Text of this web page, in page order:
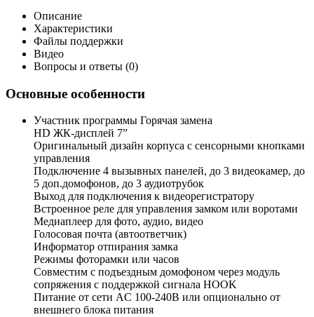
Описание
Характеристики
Файлы поддержки
Видео
Вопросы и ответы (0)
Основные особенности
Участник программы Горячая замена
HD ЖК-дисплей 7”
Оригинальный дизайн корпуса с сенсорными кнопками
управления
Подключение 4 вызывных панелей, до 3 видеокамер, до
5 доп.домофонов, до 3 аудиотрубок
Выход для подключения к видеорегистратору
Встроенное реле для управления замком или воротами
Медиаплеер для фото, аудио, видео
Голосовая почта (автоответчик)
Информатор отпирания замка
Режимы фоторамки или часов
Совместим с подъездным домофоном через модуль
сопряжения c поддержкой сигнала HOOK
Питание от сети AC 100-240В или опционально от
внешнего блока питания